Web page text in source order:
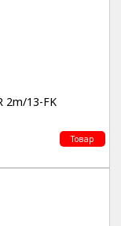
2m/13-FK
Товар